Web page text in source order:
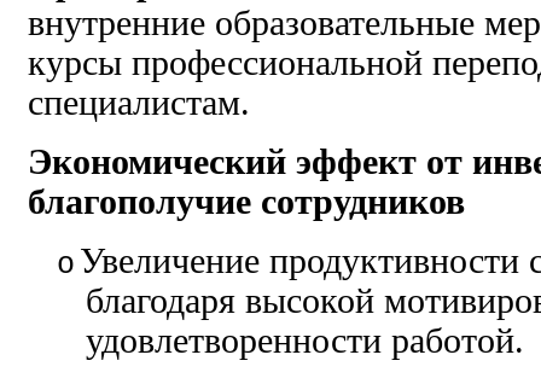
внутренние образовательные
курсы профессиональной
специалистам.
Экономический эффект от
благополучие сотрудников
o Увеличение продуктивности
благодаря высокой
удовлетворенности работой.